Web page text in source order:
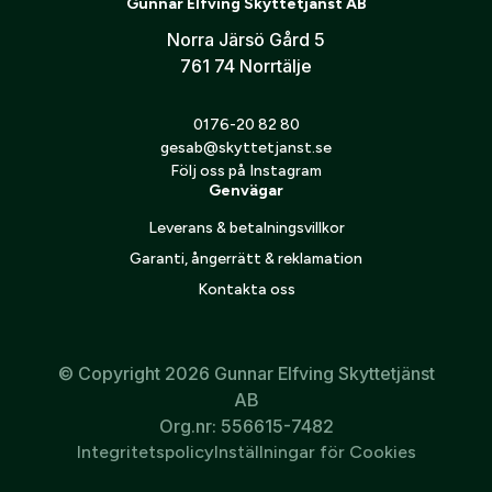
7 cm bred – halsomkrets 55 cm
Gunnar Elfving Skyttetjänst AB
Norra Järsö Gård 5
761 74 Norrtälje
0176-20 82 80
gesab@skyttetjanst.se
Följ oss på Instagram
Genvägar
Leverans & betalningsvillkor
Garanti, ångerrätt & reklamation
Kontakta oss
© Copyright 2026 Gunnar Elfving Skyttetjänst
AB
Org.nr: 556615-7482
IntegritetspolicyInställningar för Cookies